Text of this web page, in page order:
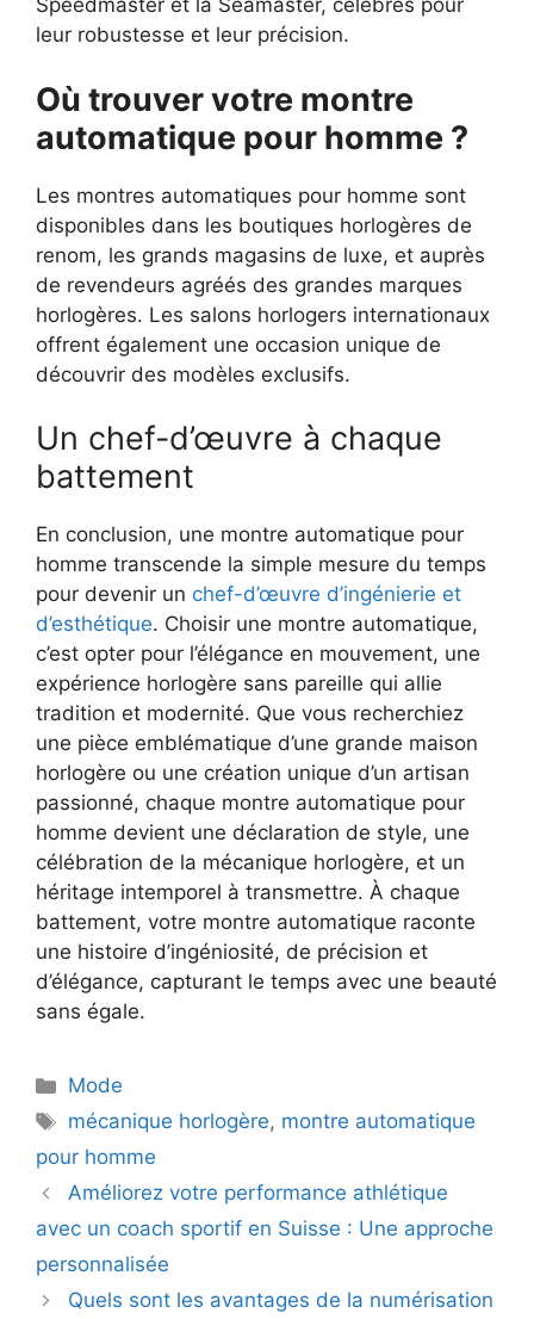
Speedmaster et la Seamaster, célèbres pour
leur robustesse et leur précision.
Où trouver votre montre
automatique pour homme ?
Les montres automatiques pour homme sont
disponibles dans les boutiques horlogères de
renom, les grands magasins de luxe, et auprès
de revendeurs agréés des grandes marques
horlogères. Les salons horlogers internationaux
offrent également une occasion unique de
découvrir des modèles exclusifs.
Un chef-d’œuvre à chaque
battement
En conclusion, une montre automatique pour
homme transcende la simple mesure du temps
pour devenir un chef-d’œuvre d’ingénierie et
d’esthétique. Choisir une montre automatique,
c’est opter pour l’élégance en mouvement, une
expérience horlogère sans pareille qui allie
tradition et modernité. Que vous recherchiez
une pièce emblématique d’une grande maison
horlogère ou une création unique d’un artisan
passionné, chaque montre automatique pour
homme devient une déclaration de style, une
célébration de la mécanique horlogère, et un
héritage intemporel à transmettre. À chaque
battement, votre montre automatique raconte
une histoire d’ingéniosité, de précision et
d’élégance, capturant le temps avec une beauté
sans égale.
Catégories
Mode
Étiquettes
mécanique horlogère, montre automatique
pour homme
Améliorez votre performance athlétique
avec un coach sportif en Suisse : Une approche
personnalisée
Quels sont les avantages de la numérisation